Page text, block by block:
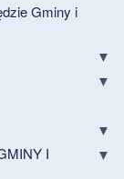
Gminy i
I